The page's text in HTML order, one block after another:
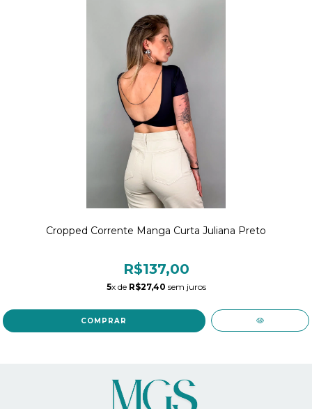
Cropped Corrente Manga Curta Juliana Preto
R$137,00
5x de R$27,40 sem juros
COMPRAR